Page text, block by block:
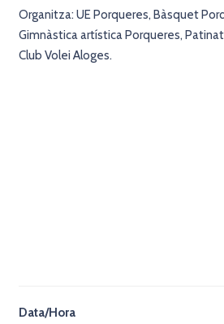
Organitza: UE Porqueres, Bàsquet
Gimnàstica artística Porqueres,
Club Volei Aloges.
Data/Hora